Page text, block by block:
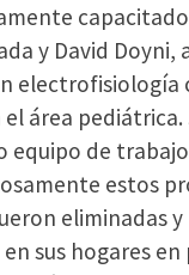
y David Doyni,
electrofisiología
área
equipo de
estos
eliminadas
sus hogares